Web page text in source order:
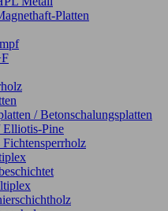
Platten
/ Betonschalungsplatten
Elliotis-Pine
Fichtensperrholz